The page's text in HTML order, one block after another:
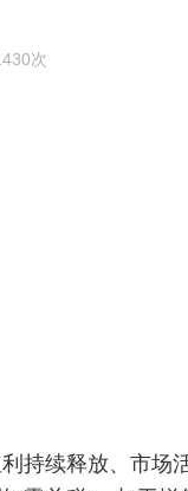
次
持续释放、市场